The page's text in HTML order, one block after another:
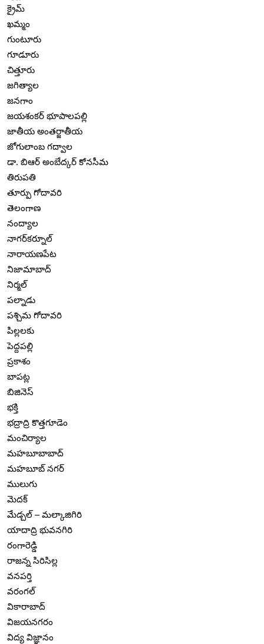
క్రైమ్
ఖమ్మం
గుంటూరు
గూడూరు
చిత్తూరు
జగిత్యాల
జనగాం
జయశంకర్ భూపాలపల్లి
జాతీయ అంతర్జాతీయ
జోగులాంబ గద్వాల
డా. బిఆర్ అంబేద్కర్ కోనసీమ
తిరుపతి
తూర్పు గోదావరి
తెలంగాణ
నంద్యాల
నాగర్‌కర్నూల్
నారాయణపేట
నిజామాబాద్
నిర్మల్
పల్నాడు
పశ్చిమ గోదావరి
పిల్లలకు
పెద్దపల్లి
ప్రకాశం
బాపట్ల
బిజినెస్
భక్తి
భద్రాద్రి కొత్తగూడెం
మంచిర్యాల
మహబూబాబాద్
మహబూబ్ నగర్
ములుగు
మెదక్
మేడ్చల్ – మల్కాజిగిరి
యాదాద్రి భువనగిరి
రంగారెడ్డి
రాజన్న సిరిసిల్ల
వనపర్తి
వరంగల్
వికారాబాద్
విజయనగరం
విద్య విజ్ఞానం